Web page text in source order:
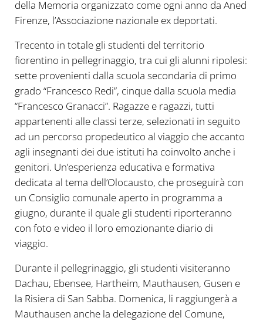
della Memoria organizzato come ogni anno da Aned
Firenze, l’Associazione nazionale ex deportati.
Trecento in totale gli studenti del territorio
fiorentino in pellegrinaggio, tra cui gli alunni ripolesi:
sette provenienti dalla scuola secondaria di primo
grado “Francesco Redi”, cinque dalla scuola media
“Francesco Granacci”. Ragazze e ragazzi, tutti
appartenenti alle classi terze, selezionati in seguito
ad un percorso propedeutico al viaggio che accanto
agli insegnanti dei due istituti ha coinvolto anche i
genitori. Un’esperienza educativa e formativa
dedicata al tema dell’Olocausto, che proseguirà con
un Consiglio comunale aperto in programma a
giugno, durante il quale gli studenti riporteranno
con foto e video il loro emozionante diario di
viaggio.
Durante il pellegrinaggio, gli studenti visiteranno
Dachau, Ebensee, Hartheim, Mauthausen, Gusen e
la Risiera di San Sabba. Domenica, li raggiungerà a
Mauthausen anche la delegazione del Comune,